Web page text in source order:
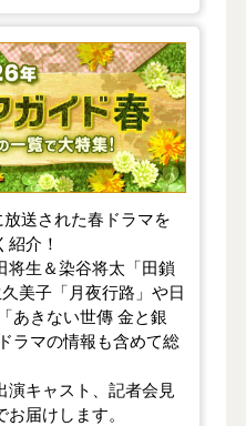
ガイド
送された春ドラマを
介！
将生＆染谷将太「田鎖
美子「月夜行路」や日
あきない世傳 金と銀
ラマの情報も含めて総
演キャスト、記者会見
届けします。